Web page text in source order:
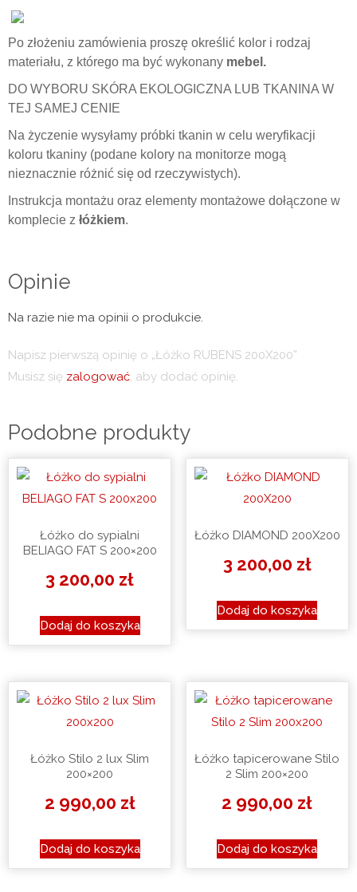
Po złożeniu zamówienia proszę określić kolor i rodzaj
materiału, z którego ma być wykonany mebel.
DO WYBORU SKÓRA EKOLOGICZNA LUB TKANINA W
TEJ SAMEJ CENIE
Na życzenie wysyłamy próbki tkanin w celu weryfikacji
koloru tkaniny (podane kolory na monitorze mogą
nieznacznie różnić się od rzeczywistych).
Instrukcja montażu oraz elementy montażowe dołączone w
komplecie z łóżkiem.
Opinie
Na razie nie ma opinii o produkcie.
Napisz pierwszą opinię o „Łóżko RUBENS 200X200”
Musisz się zalogować, aby dodać opinię.
Podobne produkty
Łóżko do sypialni
BELIAGO FAT S 200×200
3 200,00 zł
Dodaj do koszyka
Łóżko DIAMOND 200X200
3 200,00 zł
Dodaj do koszyka
Łóżko Stilo 2 lux Slim
200×200
2 990,00 zł
Dodaj do koszyka
Łóżko tapicerowane Stilo
2 Slim 200×200
2 990,00 zł
Dodaj do koszyka